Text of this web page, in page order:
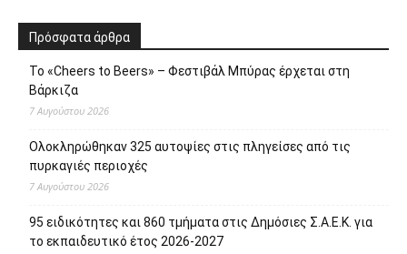
Πρόσφατα άρθρα
Το «Cheers to Beers» – Φεστιβάλ Μπύρας έρχεται στη
Βάρκιζα
7 Αυγούστου 2026
Ολοκληρώθηκαν 325 αυτοψίες στις πληγείσες από τις
πυρκαγιές περιοχές
7 Αυγούστου 2026
95 ειδικότητες και 860 τμήματα στις Δημόσιες Σ.Α.Ε.Κ. για
το εκπαιδευτικό έτος 2026-2027